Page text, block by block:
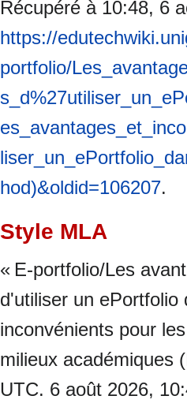
Récupéré à 10:48, 6
https://
portfolio/
hod)&oldid=106207.
Style MLA
« E-portfolio/Les
d'utiliser un ePortfolio
inconvénients pour
milieux académiques
UTC. 6 août 2026,